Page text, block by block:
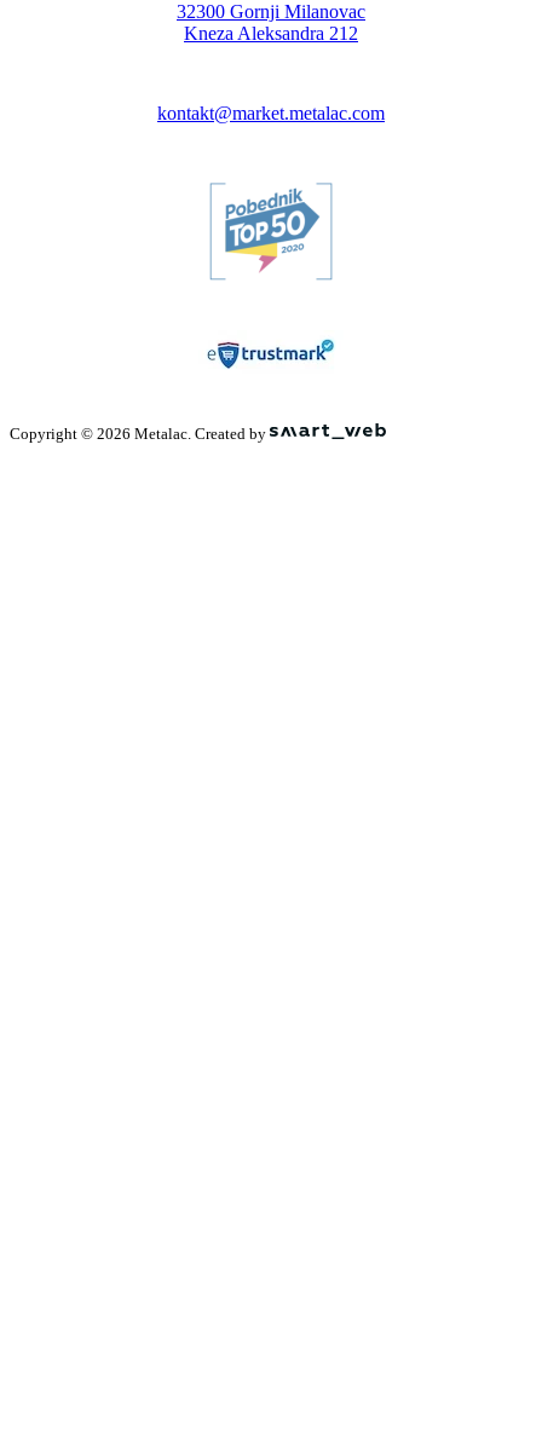
32300 Gornji Milanovac
Kneza Aleksandra 212
kontakt@market.metalac.com
Copyright © 2026 Metalac. Created by